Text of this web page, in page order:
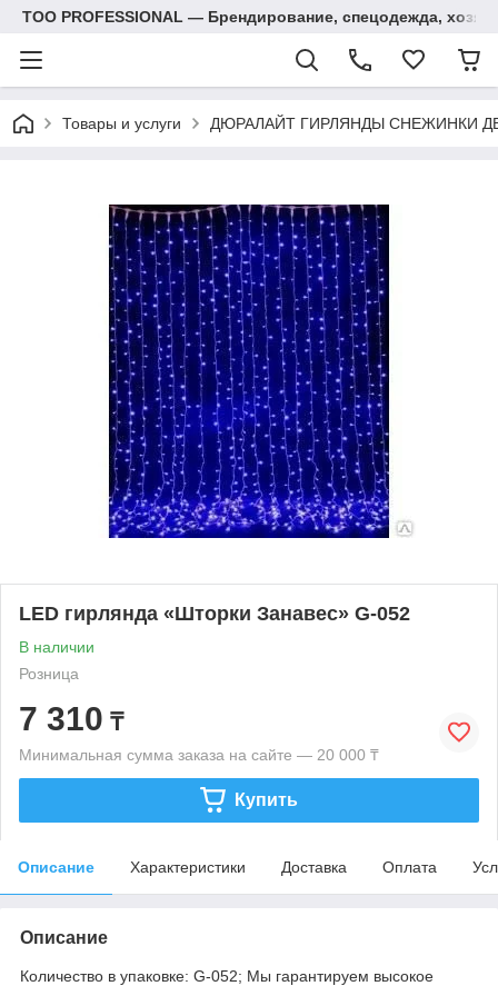
ТОО PROFESSIONAL — Брендирование, спецодежда,
Товары и услуги ДЮРАЛАЙТ ГИРЛЯНДЫ СНЕЖИНКИ
LED гирлянда «Шторки Занавес» G-052
В наличии
Розница
7 310 ₸
Минимальная сумма заказа на сайте — 20 000 ₸
Купить
Описание Характеристики Доставка Оплата
Описание
Количество в упаковке: G-052; Мы гарантируем высокое